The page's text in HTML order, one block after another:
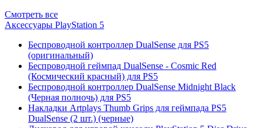
Смотреть все
Аксессуары PlayStation 5
Беспроводной контроллер DualSense для PS5
(оригинальный)
Беспроводной геймпад DualSense - Cosmic Red
(Космический красный) для PS5
Беспроводной контроллер DualSense Midnight Black
(Черная полночь) для PS5
Накладки Artplays Thumb Grips для геймпада PS5
DualSense (2 шт.) (черные)